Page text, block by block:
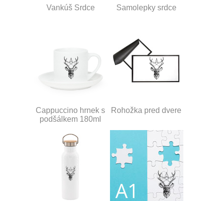
Vankúš Srdce Samolepky srdce
Cappuccino hrnek s
podšálkem 180ml
Rohožka pred dvere